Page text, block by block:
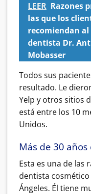
LEER Razones
las que los
recomiendan
dentista Dr.
Mobasser
Todos sus
resultado. Le
Yelp y otros sitios
está entre los 10
Unidos.
Más de 30
Esta es una de las
dentista
Ángeles. Él tiene